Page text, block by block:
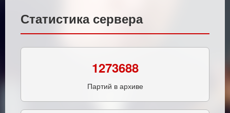
Статистика сервера
1273688
Партий в архиве